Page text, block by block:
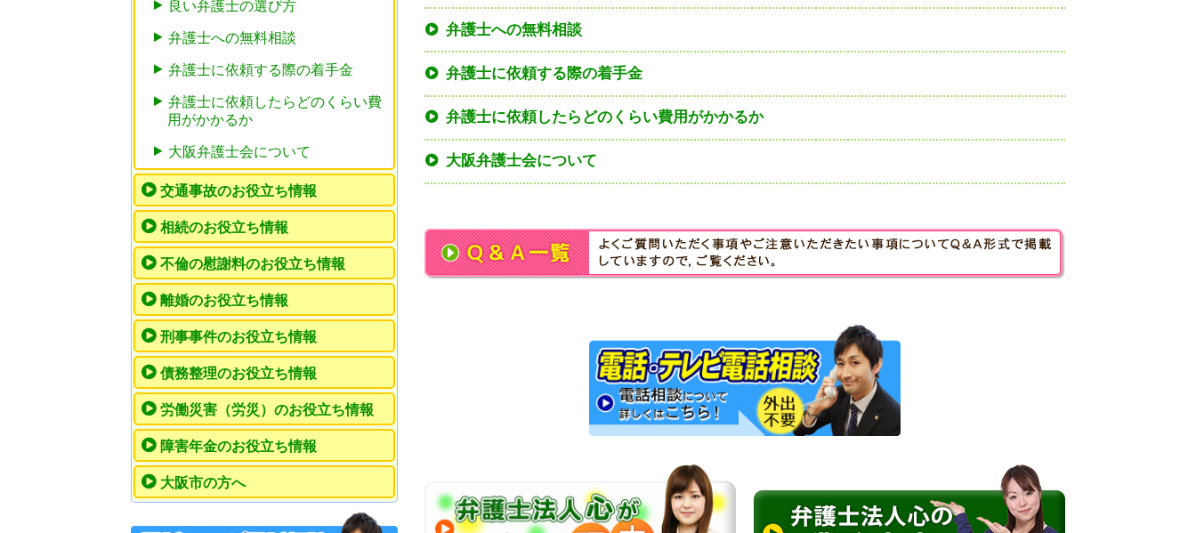
弁護士への無料相談
弁護士に依頼する際の着手金
弁護士に依頼したらどのくらい費用がかかるか
大阪弁護士会について
良い弁護士の選び方
弁護士への無料相談
弁護士に依頼する際の着手金
弁護士に依頼したらどのくらい費
用がかかるか
大阪弁護士会について
交通事故のお役立ち情報
相続のお役立ち情報
不倫の慰謝料のお役立ち情報
離婚のお役立ち情報
刑事事件のお役立ち情報
債務整理のお役立ち情報
労働災害（労災）のお役立ち情報
障害年金のお役立ち情報
大阪市の方へ